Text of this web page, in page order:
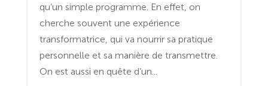
qu’un simple programme. En effet, on
cherche souvent une expérience
transformatrice, qui va nourrir sa pratique
personnelle et sa manière de transmettre.
On est aussi en quête d’un...